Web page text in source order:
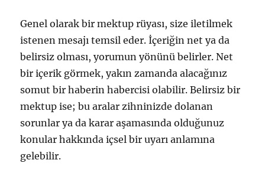
Genel olarak bir mektup rüyası, size iletilmek
istenen mesajı temsil eder. İçeriğin net ya da
belirsiz olması, yorumun yönünü belirler. Net
bir içerik görmek, yakın zamanda alacağınız
somut bir haberin habercisi olabilir. Belirsiz bir
mektup ise; bu aralar zihninizde dolanan
sorunlar ya da karar aşamasında olduğunuz
konular hakkında içsel bir uyarı anlamına
gelebilir.